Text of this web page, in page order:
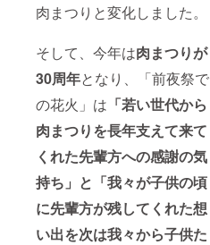
肉まつりと変化しました。
そして、今年は肉まつりが
30周年となり、「前夜祭で
の花火」は 「若い世代から
肉まつりを長年支えて来て
くれた先輩方への感謝の気
持ち」と「我々が子供の頃
に先輩方が残してくれた想
い出を次は我々から子供た